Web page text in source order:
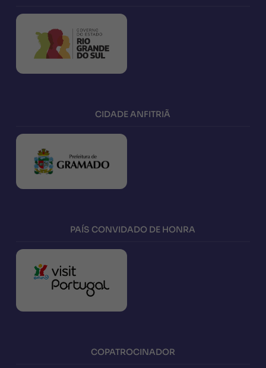
CIDADE ANFITRIÃ
PAÍS CONVIDADO DE HONRA
COPATROCINADOR